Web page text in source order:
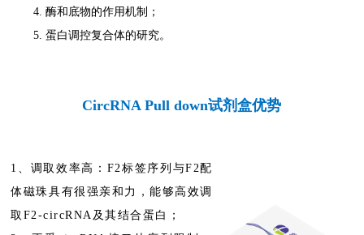
4. 酶和底物的作用机制；
5. 蛋白调控复合体的研究。
CircRNA Pull down试剂盒优势
1、调取效率高：F2标签序列 与F2配
体磁珠具有很强亲和力，能够高效调
取F2-circRNA及其结合蛋白
；